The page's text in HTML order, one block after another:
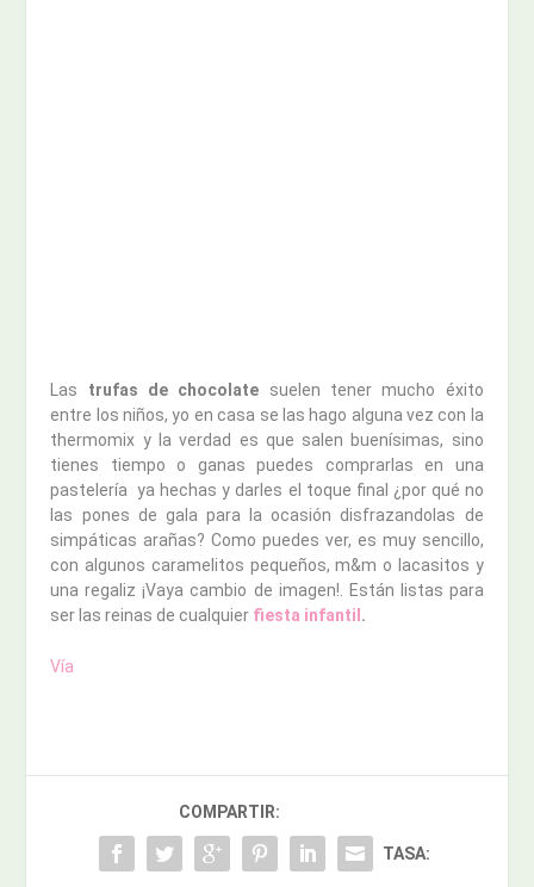
Las trufas de chocolate suelen tener mucho éxito
entre los niños, yo en casa se las hago alguna vez con la
thermomix y la verdad es que salen buenísimas, sino
tienes tiempo o ganas puedes comprarlas en una
pastelería ya hechas y darles el toque final ¿por qué no
las pones de gala para la ocasión disfrazandolas de
simpáticas arañas? Como puedes ver, es muy sencillo,
con algunos caramelitos pequeños, m&m o lacasitos y
una regaliz ¡Vaya cambio de imagen!. Están listas para
ser las reinas de cualquier fiesta infantil .
Vía
COMPARTIR:
TASA: